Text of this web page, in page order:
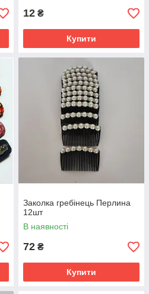
12 ₴
Купити
Заколка гребінець Перлина
12шт
В наявності
72 ₴
Купити